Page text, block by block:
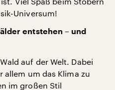
Universum!
entstehen – und
auf der Welt. Dabei
allem um das Klima zu
im großen Stil